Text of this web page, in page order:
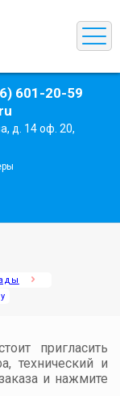
601-20-59
д. 14 оф. 20,
пригласить
технический и
и нажмите